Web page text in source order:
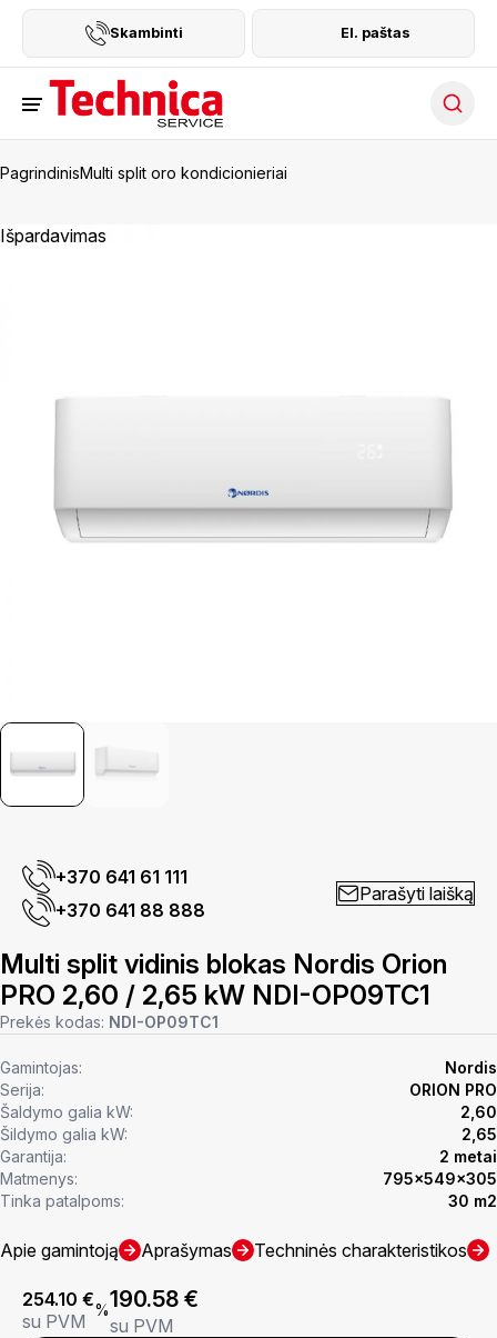
Skambinti El. paštas
PagrindinisMulti split oro kondicionieriai
Išpardavimas
+370 641 61 111
+370 641 88 888
Parašyti laišką
Multi split vidinis blokas Nordis Orion
PRO 2,60 / 2,65 kW NDI-OP09TC1
Prekės kodas: NDI-OP09TC1
Gamintojas:
Nordis
Serija:
ORION PRO
Šaldymo galia kW:
2,60
Šildymo galia kW:
2,65
Garantija:
2 metai
Matmenys:
795×549×305
Tinka patalpoms:
30 m2
Apie gamintoją Aprašymas Techninės charakteristikos
254.10 €
su PVM
%190.58 €
su PVM